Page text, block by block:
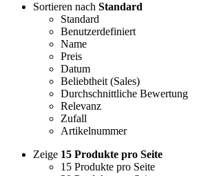
Sortieren nach Standard
Standard
Benutzerdefiniert
Name
Preis
Datum
Beliebtheit (Sales)
Durchschnittliche Bewertung
Relevanz
Zufall
Artikelnummer
Zeige 15 Produkte pro Seite
15 Produkte pro Seite